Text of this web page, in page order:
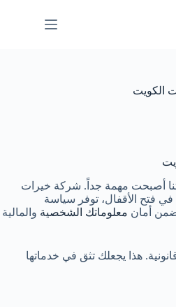
الكويت
أصبحت مهمة جداً. شركة خيرات
في فتح الأقفال، توفر سياسة
أمان معلوماتك الشخصية والمالية
هذا يجعلك تثق في خدماتها